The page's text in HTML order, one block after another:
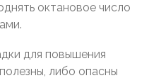
октановое число
для повышения
либо опасны